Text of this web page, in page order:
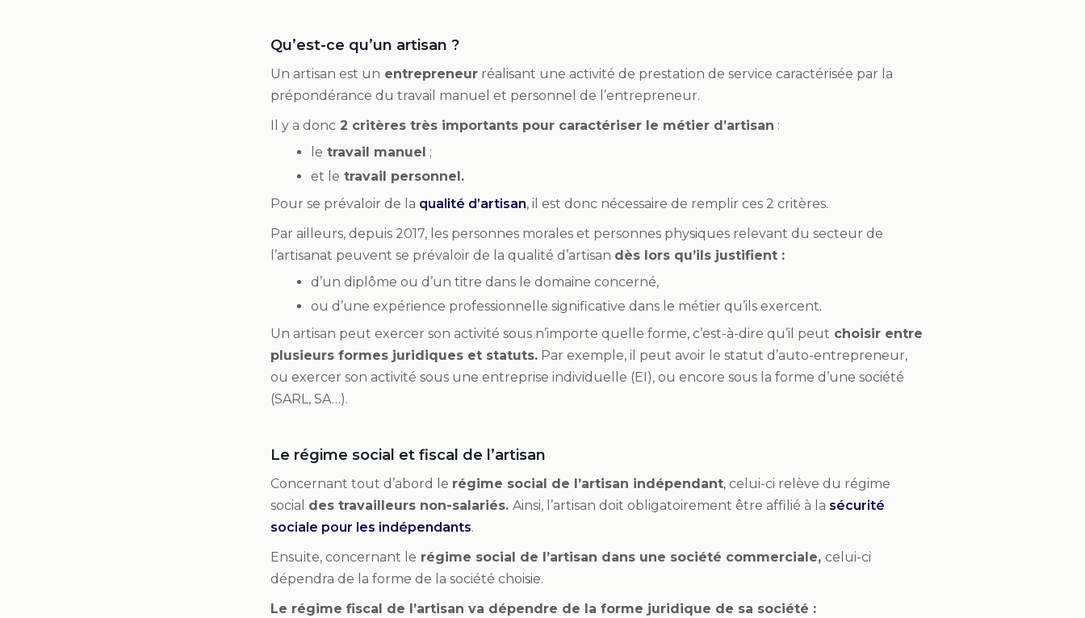
Qu’est-ce qu’un artisan ?
Un artisan est un entrepreneur réalisant une activité de prestation de service caractérisée par la
prépondérance du travail manuel et personnel de l’entrepreneur.
Il y a donc 2 critères très importants pour caractériser le métier d’artisan :
le travail manuel ;
et le travail personnel.
Pour se prévaloir de la qualité d’artisan, il est donc nécessaire de remplir ces 2 critères.
Par ailleurs, depuis 2017, les personnes morales et personnes physiques relevant du secteur de
l’artisanat peuvent se prévaloir de la qualité d’artisan dès lors qu’ils justifient :
d’un diplôme ou d’un titre dans le domaine concerné,
ou d’une expérience professionnelle significative dans le métier qu’ils exercent.
Un artisan peut exercer son activité sous n’importe quelle forme, c’est-à-dire qu’il peut choisir entre
plusieurs formes juridiques et statuts. Par exemple, il peut avoir le statut d’auto-entrepreneur,
ou exercer son activité sous une entreprise individuelle (EI), ou encore sous la forme d’une société
(SARL, SA…).
Le régime social et fiscal de l’artisan
Concernant tout d’abord le régime social de l’artisan indépendant, celui-ci relève du régime
social des travailleurs non-salariés. Ainsi, l’artisan doit obligatoirement être affilié à la sécurité
sociale pour les indépendants.
Ensuite, concernant le régime social de l’artisan dans une société commerciale, celui-ci
dépendra de la forme de la société choisie.
Le régime fiscal de l’artisan va dépendre de la forme juridique de sa société :